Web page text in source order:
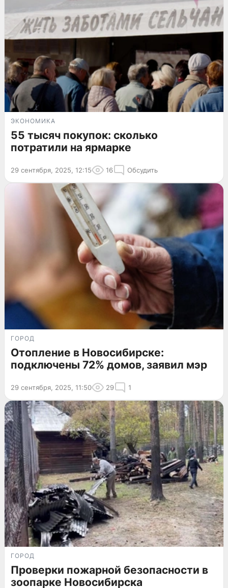
ЭКОНОМИКА
55 тысяч покупок: сколько
потратили на ярмарке
29 сентября, 2025, 12:15 16 Обсудить
ГОРОД
Отопление в Новосибирске:
подключены 72% домов, заявил мэр
29 сентября, 2025, 11:50 29 1
ГОРОД
Проверки пожарной безопасности в
зоопарке Новосибирска